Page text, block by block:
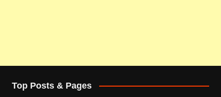
Top Posts & Pages